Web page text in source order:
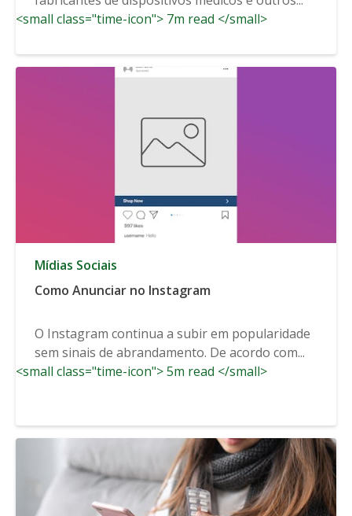
<small class="time-icon"> 7m read </small>
Mídias Sociais
Como Anunciar no Instagram
O Instagram continua a subir em popularidade
sem sinais de abrandamento. De acordo com...
<small class="time-icon"> 5m read </small>